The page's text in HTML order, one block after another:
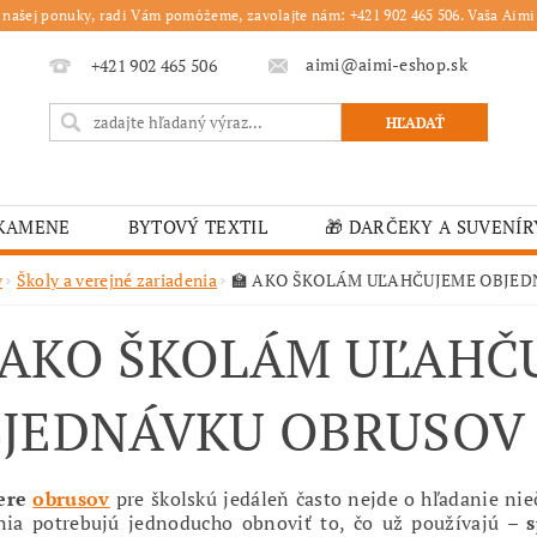
ponuky, radi Vám pomôžeme, zavolajte nám: +421 902 465 506. Vaša
+421 902 465 506 aimi@aimi-eshop.sk
BYTOVÝ TEXTIL 🎁 DARČEKY A
OBRUSY 🎄 VIANOČNÝ TOVAR 🏫 ŠKOLSKÉ
MOJA OBJEDNÁVKA
Školy a verejné zariadenia 🏫 AKO ŠKOLÁM UĽAHČUJEME
ŠKOLÁM
OBRUSOV
obrusov pre školskú jedáleň často nejde o hľadanie
potrebujú jednoducho obnoviť to, čo už používajú –